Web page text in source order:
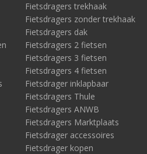
Fietsdragers trekhaak
Fietsdragers zonder trekhaak
Fietsdragers dak
Fietsdragers 2 fietsen
Fietsdragers 3 fietsen
Fietsdragers 4 fietsen
Fietsdrager inklapbaar
Fietsdragers Thule
Fietsdragers ANWB
Fietsdragers Marktplaats
Fietsdrager accessoires
Fietsdrager kopen